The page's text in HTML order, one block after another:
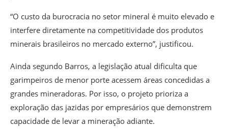
“O custo da burocracia no setor mineral é muito elevado e
interfere diretamente na competitividade dos produtos
minerais brasileiros no mercado externo”, justificou.
Ainda segundo Barros, a legislação atual dificulta que
garimpeiros de menor porte acessem áreas concedidas a
grandes mineradoras. Por isso, o projeto prioriza a
exploração das jazidas por empresários que demonstrem
capacidade de levar a mineração adiante.